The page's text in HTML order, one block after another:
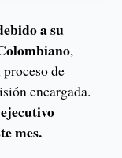
a su
,
de
encargada.
mes.